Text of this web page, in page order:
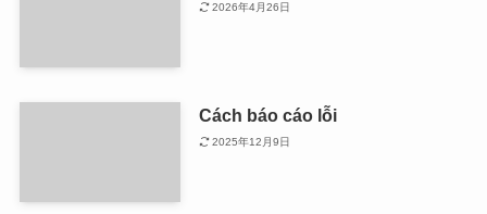
2026年4月26日
Cách báo cáo lỗi
2025年12月9日